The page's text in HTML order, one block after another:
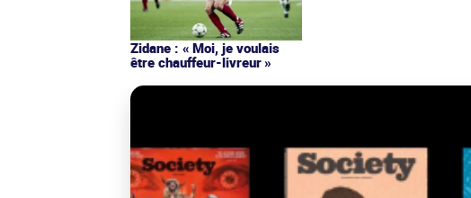
Zidane : « Moi, je voulais
être chauffeur-livreur »